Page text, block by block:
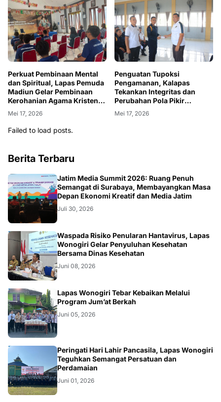
Perkuat Pembinaan Mental
dan Spiritual, Lapas Pemuda
Madiun Gelar Pembinaan
Kerohanian Agama Kristen
dan Katolik
Mei 17, 2026
Penguatan Tupoksi
Pengamanan, Kalapas
Tekankan Integritas dan
Perubahan Pola Pikir
Petugas
Mei 17, 2026
Failed to load posts.
Berita Terbaru
SURABAYA
Jatim Media Summit 2026: Ruang Penuh
Semangat di Surabaya, Membayangkan Masa
Depan Ekonomi Kreatif dan Media Jatim
Juli 30, 2026
WONOGIRI
Waspada Risiko Penularan Hantavirus, Lapas
Wonogiri Gelar Penyuluhan Kesehatan
Bersama Dinas Kesehatan
Juni 08, 2026
WONOGIRI
Lapas Wonogiri Tebar Kebaikan Melalui
Program Jum’at Berkah
Juni 05, 2026
WONOGIRI
Peringati Hari Lahir Pancasila, Lapas Wonogiri
Teguhkan Semangat Persatuan dan
Perdamaian
Juni 01, 2026